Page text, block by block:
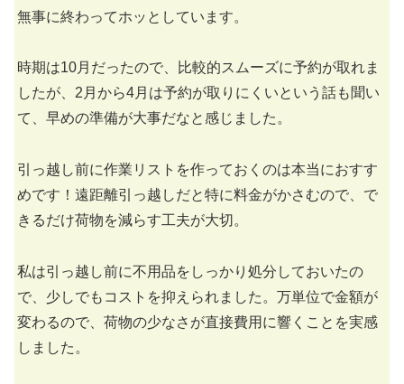
無事に終わってホッとしています。
時期は10月だったので、比較的スムーズに予約が取れま
したが、2月から4月は予約が取りにくいという話も聞い
て、早めの準備が大事だなと感じました。
引っ越し前に作業リストを作っておくのは本当におすす
めです！遠距離引っ越しだと特に料金がかさむので、で
きるだけ荷物を減らす工夫が大切。
私は引っ越し前に不用品をしっかり処分しておいたの
で、少しでもコストを抑えられました。万単位で金額が
変わるので、荷物の少なさが直接費用に響くことを実感
しました。